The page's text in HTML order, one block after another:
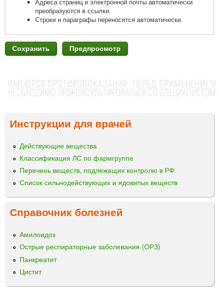
Адреса страниц и электронной почты автоматически
преобразуются в ссылки.
Строки и параграфы переносятся автоматически.
Инструкции для врачей
Действующие вещества
Классификация ЛС по фармгруппе
Перечень веществ, подлежащих контролю в РФ
Список сильнодействующих и ядовитых веществ
Справочник болезней
Амилоидоз
Острые респираторные заболевания (ОРЗ)
Панкреатит
Цистит